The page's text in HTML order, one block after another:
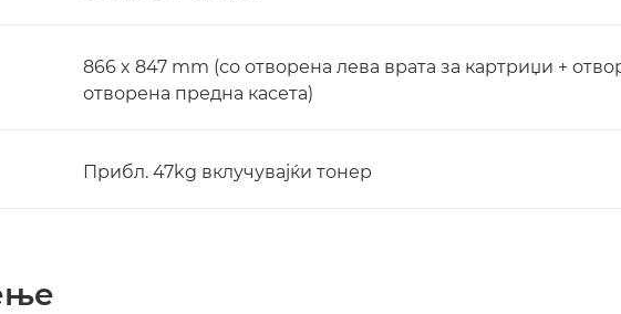
866 x 847 mm (со отворена лева врата за картриџи +
отворена предна касета)
Прибл. 47kg вклучувајќи тонер